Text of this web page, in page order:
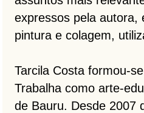
expressos pela autora,
pintura e colagem,
Tarcila Costa formou-
Trabalha como arte-
de Bauru. Desde 2007